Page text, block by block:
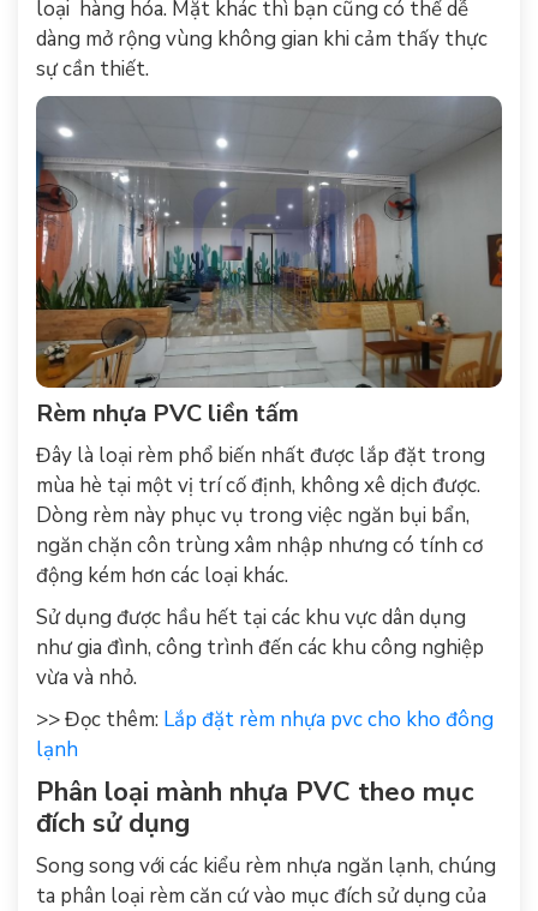
loại hàng hóa. Mặt khác thì bạn cũng có thể dễ
dàng mở rộng vùng không gian khi cảm thấy thực
sự cần thiết.
Rèm nhựa PVC liền tấm
Đây là loại rèm phổ biến nhất được lắp đặt trong
mùa hè tại một vị trí cố định, không xê dịch được.
Dòng rèm này phục vụ trong việc ngăn bụi bẩn,
ngăn chặn côn trùng xâm nhập nhưng có tính cơ
động kém hơn các loại khác.
Sử dụng được hầu hết tại các khu vực dân dụng
như gia đình, công trình đến các khu công nghiệp
vừa và nhỏ.
>> Đọc thêm: Lắp đặt rèm nhựa pvc cho kho đông
lạnh
Phân loại mành nhựa PVC theo mục
đích sử dụng
Song song với các kiểu rèm nhựa ngăn lạnh, chúng
ta phân loại rèm căn cứ vào mục đích sử dụng của